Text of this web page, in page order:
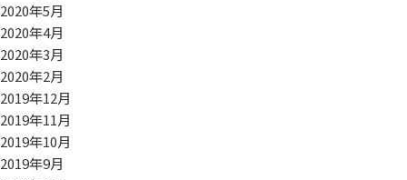
2020年5月
2020年4月
2020年3月
2020年2月
2019年12月
2019年11月
2019年10月
2019年9月